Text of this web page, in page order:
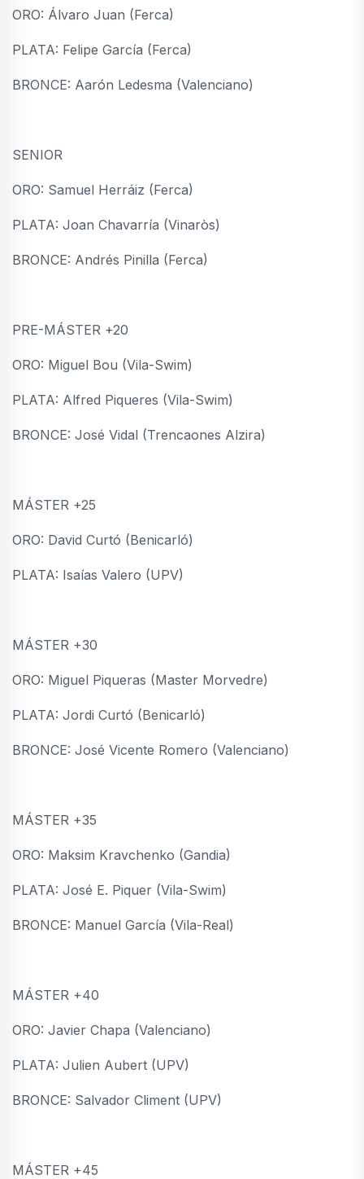
ORO: Álvaro Juan (Ferca)
PLATA: Felipe García (Ferca)
BRONCE: Aarón Ledesma (Valenciano)
SENIOR
ORO: Samuel Herráiz (Ferca)
PLATA: Joan Chavarría (Vinaròs)
BRONCE: Andrés Pinilla (Ferca)
PRE-MÁSTER +20
ORO: Miguel Bou (Vila-Swim)
PLATA: Alfred Piqueres (Vila-Swim)
BRONCE: José Vidal (Trencaones Alzira)
MÁSTER +25
ORO: David Curtó (Benicarló)
PLATA: Isaías Valero (UPV)
MÁSTER +30
ORO: Miguel Piqueras (Master Morvedre)
PLATA: Jordi Curtó (Benicarló)
BRONCE: José Vicente Romero (Valenciano)
MÁSTER +35
ORO: Maksim Kravchenko (Gandia)
PLATA: José E. Piquer (Vila-Swim)
BRONCE: Manuel García (Vila-Real)
MÁSTER +40
ORO: Javier Chapa (Valenciano)
PLATA: Julien Aubert (UPV)
BRONCE: Salvador Climent (UPV)
MÁSTER +45